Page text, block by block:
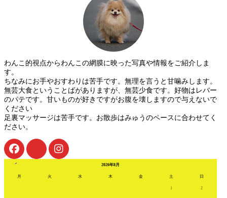
わんこ的視点からわんこの網膜に映った写真や情報をご紹介しま
す。
ちなみにお手やおすわりは苦手です。無理を言うと甘噛みします。
無芸大食ということばがありますが、無芸少食です。好物はレバー
のパテです。甘いものが好きですがお腹を壊しますので与えないで
ください
足裏マッサージは苦手です。お散歩はみゅうのペースに合わせてく
ださい。
2026年8月
月 火 水 木 金 土 日
1 2